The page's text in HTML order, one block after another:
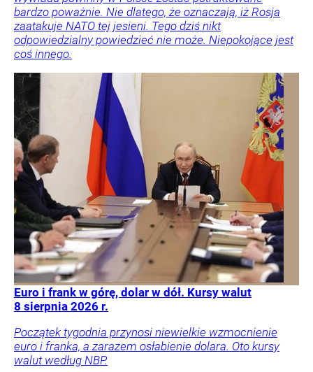
bardzo poważnie. Nie dlatego, że oznaczają, iż Rosja
zaatakuje NATO tej jesieni. Tego dziś nikt
odpowiedzialny powiedzieć nie może. Niepokojące jest
coś innego.
Euro i frank w górę, dolar w dół. Kursy walut
8 sierpnia 2026 r.
Początek tygodnia przynosi niewielkie wzmocnienie
euro i franka, a zarazem osłabienie dolara. Oto kursy
walut według NBP.